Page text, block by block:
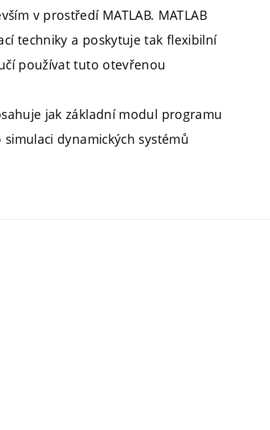
v prostředí MATLAB. MATLAB
techniky a poskytuje tak flexibilní
používat tuto otevřenou
jak základní modul programu
dynamických systémů